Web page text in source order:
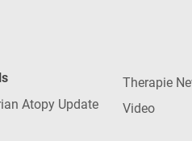
Atopy Update
Therapie
Video